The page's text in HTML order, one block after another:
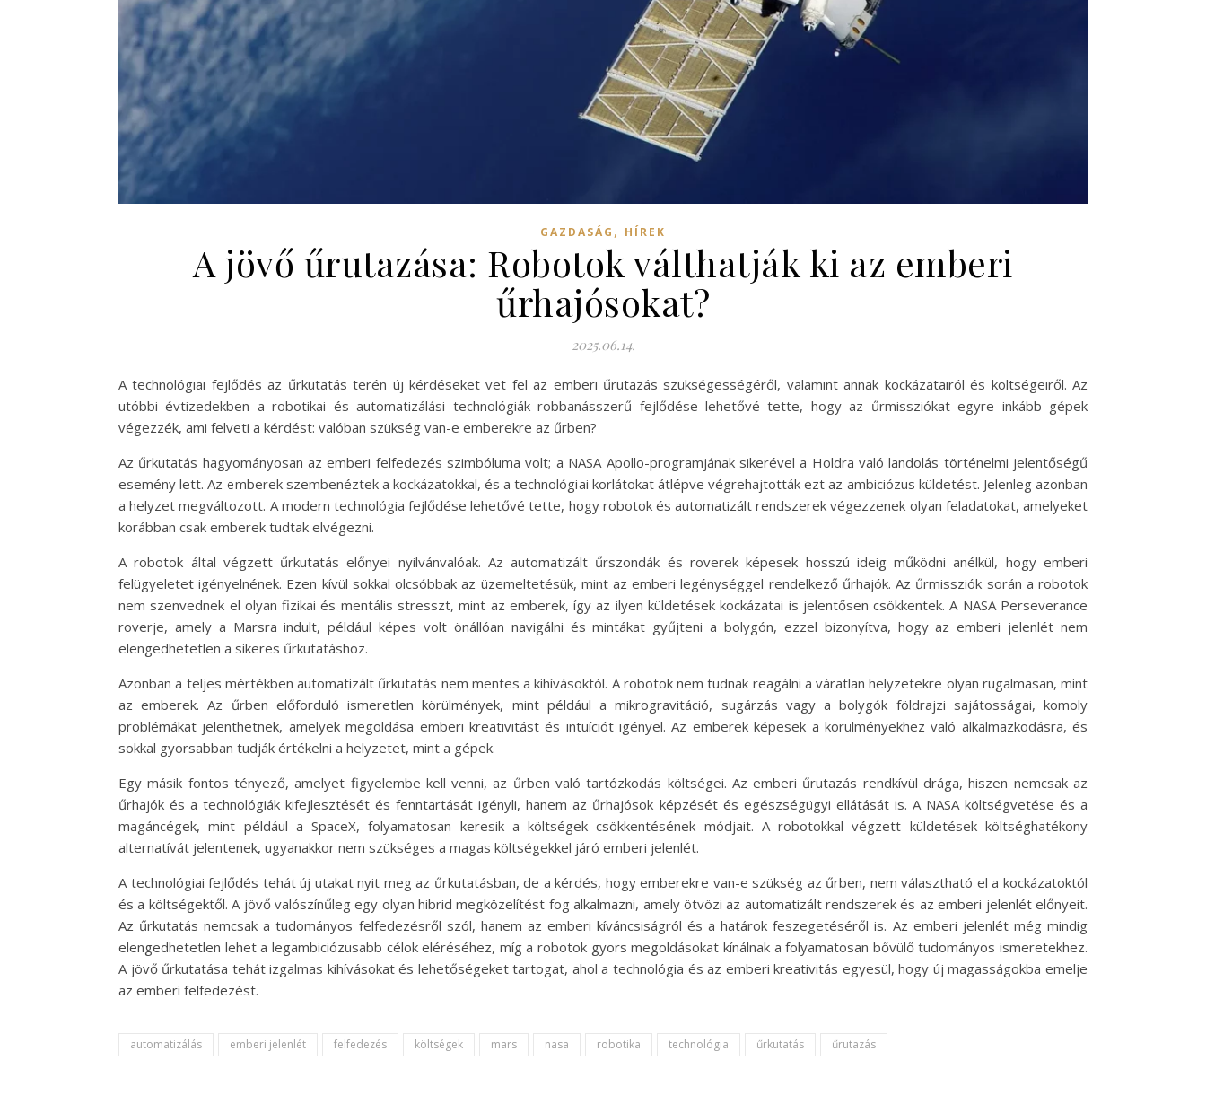
GAZDASÁG , HÍREK
A jövő űrutazása: Robotok válthatják ki az emberi
űrhajósokat?
2025.06.14.
A technológiai fejlődés az űrkutatás terén új kérdéseket vet fel az emberi űrutazás szükségességéről, valamint annak kockázatairól és költségeiről. Az
utóbbi évtizedekben a robotikai és automatizálási technológiák robbanásszerű fejlődése lehetővé tette, hogy az űrmissziókat egyre inkább gépek
végezzék, ami felveti a kérdést: valóban szükség van-e emberekre az űrben?
Az űrkutatás hagyományosan az emberi felfedezés szimbóluma volt; a NASA Apollo-programjának sikerével a Holdra való landolás történelmi jelentőségű
esemény lett. Az emberek szembenéztek a kockázatokkal, és a technológiai korlátokat átlépve végrehajtották ezt az ambiciózus küldetést. Jelenleg azonban
a helyzet megváltozott. A modern technológia fejlődése lehetővé tette, hogy robotok és automatizált rendszerek végezzenek olyan feladatokat, amelyeket
korábban csak emberek tudtak elvégezni.
A robotok által végzett űrkutatás előnyei nyilvánvalóak. Az automatizált űrszondák és roverek képesek hosszú ideig működni anélkül, hogy emberi
felügyeletet igényelnének. Ezen kívül sokkal olcsóbbak az üzemeltetésük, mint az emberi legénységgel rendelkező űrhajók. Az űrmissziók során a robotok
nem szenvednek el olyan fizikai és mentális stresszt, mint az emberek, így az ilyen küldetések kockázatai is jelentősen csökkentek. A NASA Perseverance
roverje, amely a Marsra indult, például képes volt önállóan navigálni és mintákat gyűjteni a bolygón, ezzel bizonyítva, hogy az emberi jelenlét nem
elengedhetetlen a sikeres űrkutatáshoz.
Azonban a teljes mértékben automatizált űrkutatás nem mentes a kihívásoktól. A robotok nem tudnak reagálni a váratlan helyzetekre olyan rugalmasan, mint
az emberek. Az űrben előforduló ismeretlen körülmények, mint például a mikrogravitáció, sugárzás vagy a bolygók földrajzi sajátosságai, komoly
problémákat jelenthetnek, amelyek megoldása emberi kreativitást és intuíciót igényel. Az emberek képesek a körülményekhez való alkalmazkodásra, és
sokkal gyorsabban tudják értékelni a helyzetet, mint a gépek.
Egy másik fontos tényező, amelyet figyelembe kell venni, az űrben való tartózkodás költségei. Az emberi űrutazás rendkívül drága, hiszen nemcsak az
űrhajók és a technológiák kifejlesztését és fenntartását igényli, hanem az űrhajósok képzését és egészségügyi ellátását is. A NASA költségvetése és a
magáncégek, mint például a SpaceX, folyamatosan keresik a költségek csökkentésének módjait. A robotokkal végzett küldetések költséghatékony
alternatívát jelentenek, ugyanakkor nem szükséges a magas költségekkel járó emberi jelenlét.
A technológiai fejlődés tehát új utakat nyit meg az űrkutatásban, de a kérdés, hogy emberekre van-e szükség az űrben, nem választható el a kockázatoktól
és a költségektől. A jövő valószínűleg egy olyan hibrid megközelítést fog alkalmazni, amely ötvözi az automatizált rendszerek és az emberi jelenlét előnyeit.
Az űrkutatás nemcsak a tudományos felfedezésről szól, hanem az emberi kíváncsiságról és a határok feszegetéséről is. Az emberi jelenlét még mindig
elengedhetetlen lehet a legambiciózusabb célok eléréséhez, míg a robotok gyors megoldásokat kínálnak a folyamatosan bővülő tudományos ismeretekhez.
A jövő űrkutatása tehát izgalmas kihívásokat és lehetőségeket tartogat, ahol a technológia és az emberi kreativitás egyesül, hogy új magasságokba emelje
az emberi felfedezést.
automatizálás emberi jelenlét felfedezés költségek mars nasa robotika technológia űrkutatás űrutazás